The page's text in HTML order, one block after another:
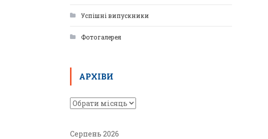
Успішні випускники
Фотогалерея
АРХІВИ
Серпень 2026